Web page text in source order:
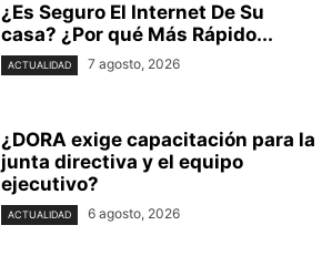
¿Es Seguro El Internet De Su
casa? ⁢¿Por qué Más Rápido...
ACTUALIDAD 7 agosto, 2026
¿DORA exige capacitación para la
junta directiva y el equipo
ejecutivo?
ACTUALIDAD 6 agosto, 2026